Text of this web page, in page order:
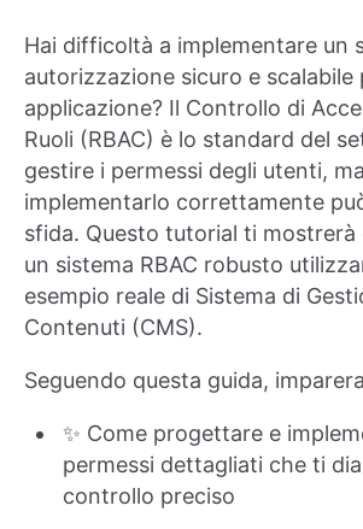
Hai difficoltà a implementare un
autorizzazione sicuro e scalabile
applicazione? Il Controllo di
Ruoli (RBAC) è lo standard del
gestire i permessi degli utenti, ma
implementarlo correttamente
sfida. Questo tutorial ti
un sistema RBAC robusto
esempio reale di Sistema di
Contenuti (CMS).
Seguendo questa guida,
✨ Come progettare e
permessi dettagliati che ti
controllo preciso